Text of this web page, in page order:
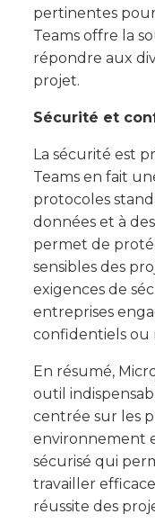
pertinentes
Teams offre la
répondre aux
projet.
Sécurité et
La sécurité est
Teams en fait
protocoles
données et à
permet de
sensibles des
exigences de
entreprises
confidentiels ou
En résumé,
outil
centrée sur les
environnement
sécurisé qui
travailler
réussite des